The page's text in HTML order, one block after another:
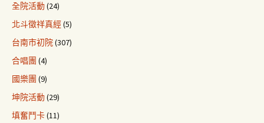
全院活動(24)
北斗徵祥真經(5)
台南市初院(307)
合唱團 (4)
國樂團 (9)
坤院活動(29)
填奮鬥卡(11)